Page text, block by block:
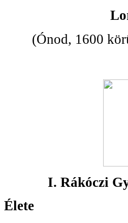
(Ónod, 1600
I. Rákóczi
Élete